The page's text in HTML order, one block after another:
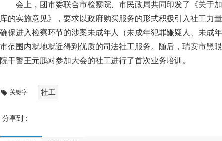
会上，团市委联合市检察院、市民政局共同印发了《关于
库的实施意见》，要求以政府购买服务的形式积极引入社工力
确保进入检察环节的涉案未成年人（未成年犯罪嫌疑人、未成
市范围内就地就近得到优质的司法社工服务。随后，瑞安市黑
院干警王元鹏对参加大会的社工进行了首次业务培训。
关键字 社工
分享到：